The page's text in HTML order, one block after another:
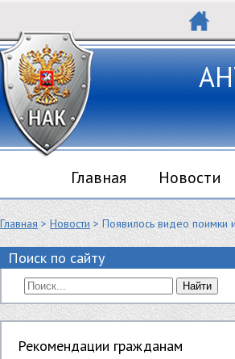
Главная Новости
Главная>Новости> Появилось видео поимки
Поиск по сайту
Найти
Рекомендации гражданам